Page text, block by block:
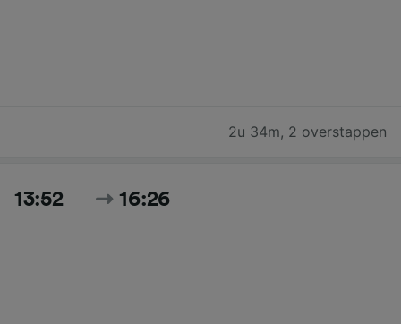
2u 34m, 2 overstappen
13:52 16:26